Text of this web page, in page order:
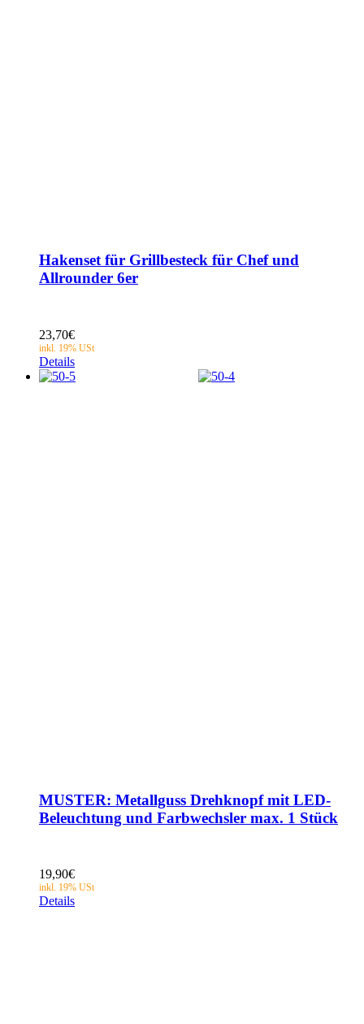
Hakenset für Grillbesteck für Chef und
Allrounder 6er
23,70€
Details
MUSTER: Metallguss Drehknopf mit LED-
Beleuchtung und Farbwechsler max. 1 Stück
19,90€
Details